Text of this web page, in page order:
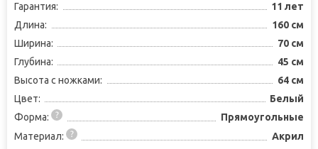
Гарантия:
11 лет
Длина:
160 см
Ширина:
70 см
Глубина:
45 см
Высота с ножками:
64 см
Цвет:
Белый
Форма:
Прямоугольные
Материал:
Акрил